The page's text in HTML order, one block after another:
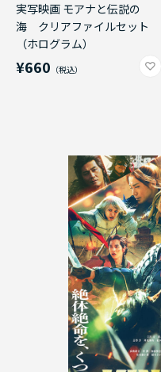
実写映画 モアナと伝説の
海 クリアファイルセット
（ホログラム）
¥660